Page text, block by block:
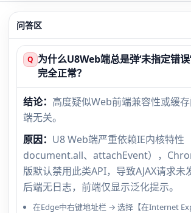
问答区
Q 为什么U8Web端总是弹‘未指定错
完全正常？
结论： 高度疑似Web前端兼容性或缓
端无关。
原因： U8 Web端严重依赖IE内核特性
document.all、attachEvent），
版默认禁用此类API，导致AJAX请求未
后端无日志，前端仅显示泛化提示。
在Edge中右键地址栏 → 选择【在Internet